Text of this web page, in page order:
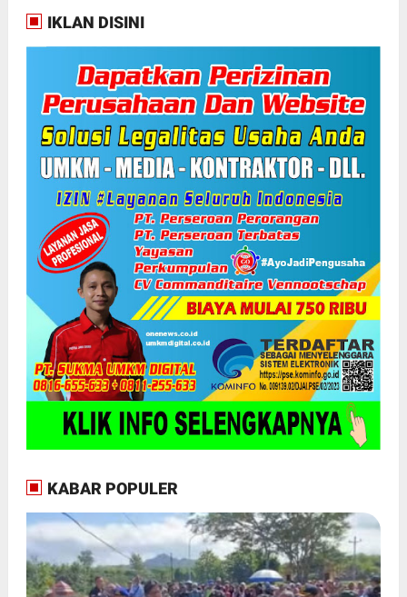
IKLAN DISINI
KABAR POPULER